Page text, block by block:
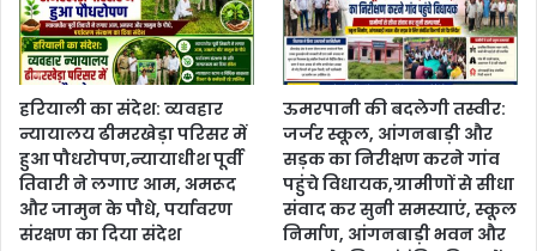
हरियाली का संदेश: व्यवहार
न्यायालय ढीमरखेड़ा परिसर में
हुआ पौधरोपण,न्यायाधीश पूर्वी
तिवारी ने लगाए आम, अमरूद
और जामुन के पौधे, पर्यावरण
संरक्षण का दिया संदेश
ऊमरपानी की बदलेगी तस्वीर:
जर्जर स्कूल, आंगनबाड़ी और
सड़क का निरीक्षण करने गांव
पहुंचे विधायक,ग्रामीणों से सीधा
संवाद कर सुनी समस्याएं, स्कूल
निर्माण, आंगनबाड़ी भवन और